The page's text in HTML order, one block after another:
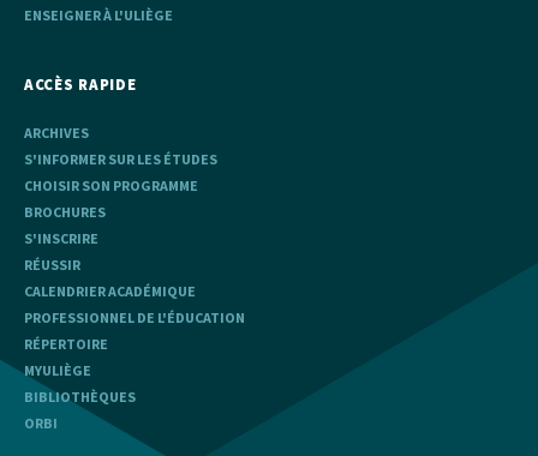
ENSEIGNER À L'ULIÈGE
ACCÈS RAPIDE
ARCHIVES
S'INFORMER SUR LES ÉTUDES
CHOISIR SON PROGRAMME
BROCHURES
S'INSCRIRE
RÉUSSIR
CALENDRIER ACADÉMIQUE
PROFESSIONNEL DE L'ÉDUCATION
RÉPERTOIRE
MYULIÈGE
BIBLIOTHÈQUES
ORBI